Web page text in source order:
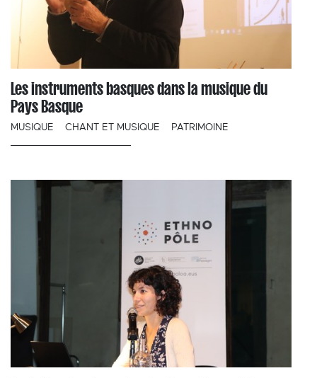
Les instruments basques dans la musique du
Pays Basque
MUSIQUE CHANT ET MUSIQUE PATRIMOINE